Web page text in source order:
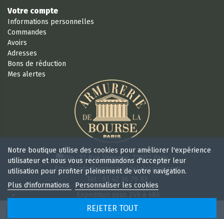
Votre compte
Informations personnelles
Commandes
Avoirs
Adresses
Bons de réduction
Mes alertes
37 Rue Vivienne, 75002 Paris
Email : info@armureriedelabourse.com
Retour sous 15 jours
Notre boutique utilise des cookies pour améliorer l'expérience
utilisateur et nous vous recommandons d'accepter leur
utilisation pour profiter pleinement de votre navigation.
Plus d'informations
Personnaliser les cookies
REJETER TOUT